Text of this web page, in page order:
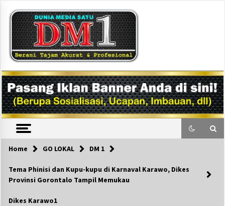
content
DM1
Home GO LOKAL DM 1
Tema Phinisi dan Kupu-kupu di Karnaval Karawo, Dikes
Provinsi Gorontalo Tampil Memukau
Dikes Karawo1